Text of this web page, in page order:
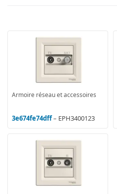
Armoire réseau et accessoires
3e674fe74dff– EPH3400123